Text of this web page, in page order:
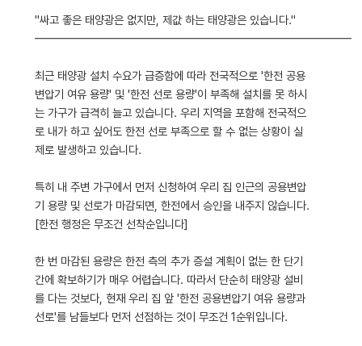
"싸고 좋은 태양광은 없지만, 제값 하는 태양광은 있습니다."
최근 태양광 설치 수요가 급증함에 따라 전국적으로 '한전 공용
변압기 여유 용량' 및 '한전 선로 용량'이 부족해 설치를 못 하시
는 가구가 급격히 늘고 있습니다. 우리 지역을 포함해 전국적으
로 내가 하고 싶어도 한전 선로 부족으로 할 수 없는 상황이 실
제로 발생하고 있습니다.
특히 내 주변 가구에서 먼저 신청하여 우리 집 인근의 공용변압
기 용량 및 선로가 마감되면, 한전에서 승인을 내주지 않습니다.
[한전 행정은 무조건 선착순입니다]
한 번 마감된 용량은 한전 측의 추가 증설 계획이 없는 한 단기
간에 확보하기가 매우 어렵습니다. 따라서 단순히 태양광 설비
를 다는 것보다, 현재 우리 집 앞 '한전 공용변압기 여유 용량과
선로'를 남들보다 먼저 선점하는 것이 무조건 1순위입니다.